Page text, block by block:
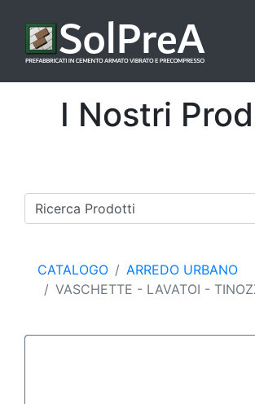
I Nostri
CATALOGO
ARREDO URBANO
VASCHETTE - LAVATOI -